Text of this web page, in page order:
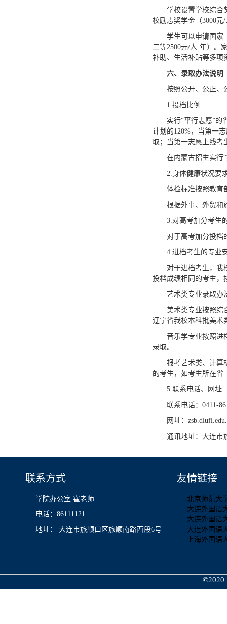
学校设置学校综合
校励志奖学金（3000元
学生可以申请国家
二等2500元/人·年）。
补助、生活补贴等多项
六、录取办法说明
按照公开、公正、
1.投档比例
实行“平行志愿”的
计划的120%，当第一
取；当第一志愿上线考
在内蒙古招生实行
2.身体健康状况要
体检标准按照教育
根据外事、外贸和
3.对高考加分考生
对于高考加分投档
4.进档考生的专业
对于进档考生，我
投档成绩相同的考生，
艺术类专业录取办
美术类专业按照综
辽宁省我校本科批美术
音乐学专业按照进
录取。
报考艺术类、计算
的考生，如考生所在省
5.联系电话、网址
联系电话：0411-
网址：
通讯地址：大连市
联系方式
学院办公室 崔老师
电话：86111121
地址： 大连市旅顺口区旅顺南路西段6号
友情链接
北京师范大
大连外国语
大连外国语
大连外国语
上海外国语
©2020